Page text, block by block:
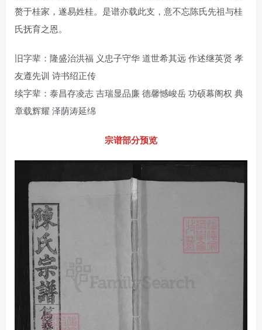
赘于桂家，遂易姓桂。是谱亦载此支，意不忘陈氏先祖与桂
氏抚育之恩。
旧字辈：隆盛治洪福 义忠子守华 道世希其远 作述继英贤 孝
友遵先训 诗书绍正传
续字辈：泰昌存凌志 吉瑞显品廉 德馨憾峻岳 功硕幕阁权 典
章载辉耀 泽荫涛延绵
宗谱部分预览